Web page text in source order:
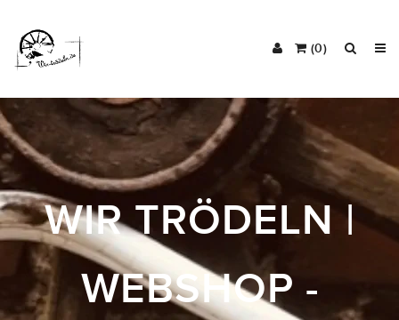
(0)
WIR TRÖDELN |
WEBSHOP -